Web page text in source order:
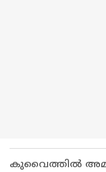
കുവൈത്തിൽ